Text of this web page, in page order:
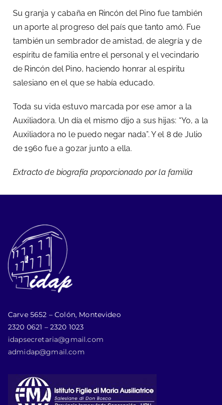
Su granja y cabaña en Rincón del Pino fue también
un aporte al progreso del país que tanto amó. Fue
también un sembrador de amistad, de alegría y de
espíritu de familia entre el personal y el vecindario
de Rincón del Pino, haciendo honrar al espíritu
salesiano en el que se había educado.
Toda su vida estuvo marcada por ese amor a la
Auxiliadora. Un día el mismo dijo a sus hijas: “Yo, a la
Auxiliadora no le puedo negar nada”. Y el 8 de Julio
de 1960 fue a gozar junto a ella.
Extracto de biografía proporcionado por la familia
Carve 5652 – Colón, Montevideo
2320 0621 – 2320 1023
idapsecretaria@gmail.com
admidap@gmail.com